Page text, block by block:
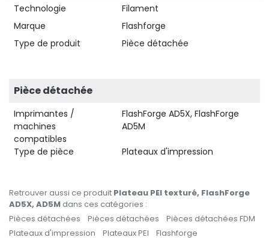
Technologie
Filament
Marque
Flashforge
Type de produit
Pièce détachée
Pièce détachée
Imprimantes /
machines
compatibles
FlashForge AD5X, FlashForge
AD5M
Type de pièce Plateaux d'impression
Retrouver aussi ce produit Plateau PEI texturé, FlashForge
AD5X, AD5Mdans ces catégories :
Pièces détachées
Pièces détachées
Pièces détachées FDM
Plateaux d'impression
Plateaux PEI Flashforge